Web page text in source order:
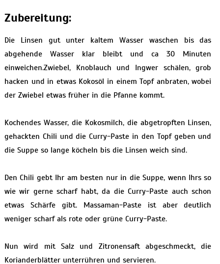
Zubereitung:
Die Linsen gut unter kaltem Wasser waschen bis das
abgehende Wasser klar bleibt und ca 30 Minuten
einweichen.Zwiebel, Knoblauch und Ingwer schälen, grob
hacken und in etwas Kokosöl in einem Topf anbraten, wobei
der Zwiebel etwas früher in die Pfanne kommt.
Kochendes Wasser, die Kokosmilch, die abgetropften Linsen,
gehackten Chili und die Curry-Paste in den Topf geben und
die Suppe so lange köcheln bis die Linsen weich sind.
Den Chili gebt Ihr am besten nur in die Suppe, wenn Ihrs so
wie wir gerne scharf habt, da die Curry-Paste auch schon
etwas Schärfe gibt. Massaman-Paste ist aber deutlich
weniger scharf als rote oder grüne Curry-Paste.
Nun wird mit Salz und Zitronensaft abgeschmeckt, die
Korianderblätter unterrühren und servieren.